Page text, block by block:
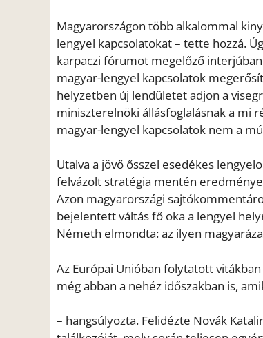
Magyarországon több alkalommal
lengyel kapcsolatokat – tette hozzá.
karpaczi fórumot megelőző
magyar-lengyel kapcsolatok
helyzetben új lendületet adjon a
miniszterelnöki állásfoglalásnak a mi
magyar-lengyel kapcsolatok nem a
Utalva a jövő ősszel esedékes
felvázolt stratégia mentén
Azon magyarországi
bejelentett váltás fő oka a lengyel
Németh elmondta: az ilyen
Az Európai Unióban folytatott
még abban a nehéz időszakban is,
– hangsúlyozta. Felidézte Novák